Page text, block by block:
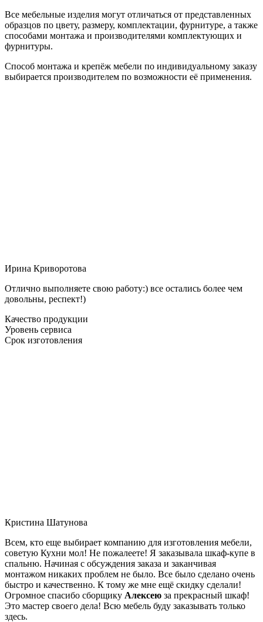
Все мебельные изделия могут отличаться от представленных
образцов по цвету, размеру, комплектации, фурнитуре, а также
способами монтажа и производителями комплектующих и
фурнитуры.
Способ монтажа и крепёж мебели по индивидуальному заказу
выбирается производителем по возможности её применения.
Ирина Криворотова
Отлично выполняете свою работу:) все остались более чем
довольны, респект!)
Качество продукции
Уровень сервиса
Срок изготовления
Кристина Шатунова
Всем, кто еще выбирает компанию для изготовления мебели,
советую Кухни мол! Не пожалеете! Я заказывала шкаф-купе в
спальню. Начиная с обсуждения заказа и заканчивая
монтажом никаких проблем не было. Все было сделано очень
быстро и качественно. К тому же мне ещё скидку сделали!
Огромное спасибо сборщику Алексею за прекрасный шкаф!
Это мастер своего дела! Всю мебель буду заказывать только
здесь.